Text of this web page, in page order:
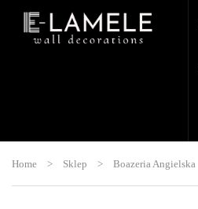
Home > Sklep > Boazeria Angielska